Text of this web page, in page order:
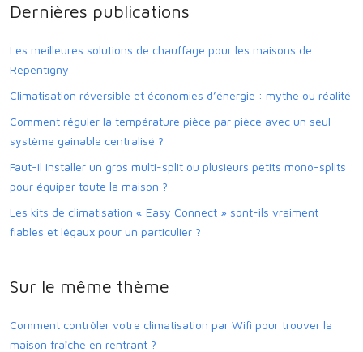
Dernières publications
Les meilleures solutions de chauffage pour les maisons de
Repentigny
Climatisation réversible et économies d’énergie : mythe ou réalité
Comment réguler la température pièce par pièce avec un seul
système gainable centralisé ?
Faut-il installer un gros multi-split ou plusieurs petits mono-splits
pour équiper toute la maison ?
Les kits de climatisation « Easy Connect » sont-ils vraiment
fiables et légaux pour un particulier ?
Sur le même thème
Comment contrôler votre climatisation par Wifi pour trouver la
maison fraîche en rentrant ?